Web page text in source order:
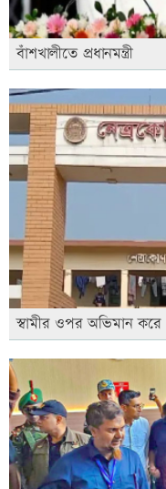
বাঁশখালীতে প্রধানমন্ত্রী
স্বামীর ওপর অভিমান করে